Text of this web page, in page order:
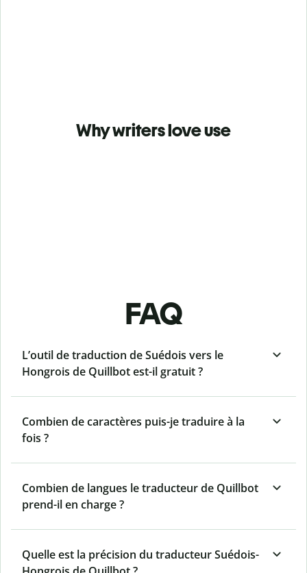
Why writers love use
FAQ
L’outil de traduction de Suédois vers le
Hongrois de Quillbot est-il gratuit ?
Combien de caractères puis-je traduire à la
fois ?
Combien de langues le traducteur de Quillbot
prend-il en charge ?
Quelle est la précision du traducteur Suédois-